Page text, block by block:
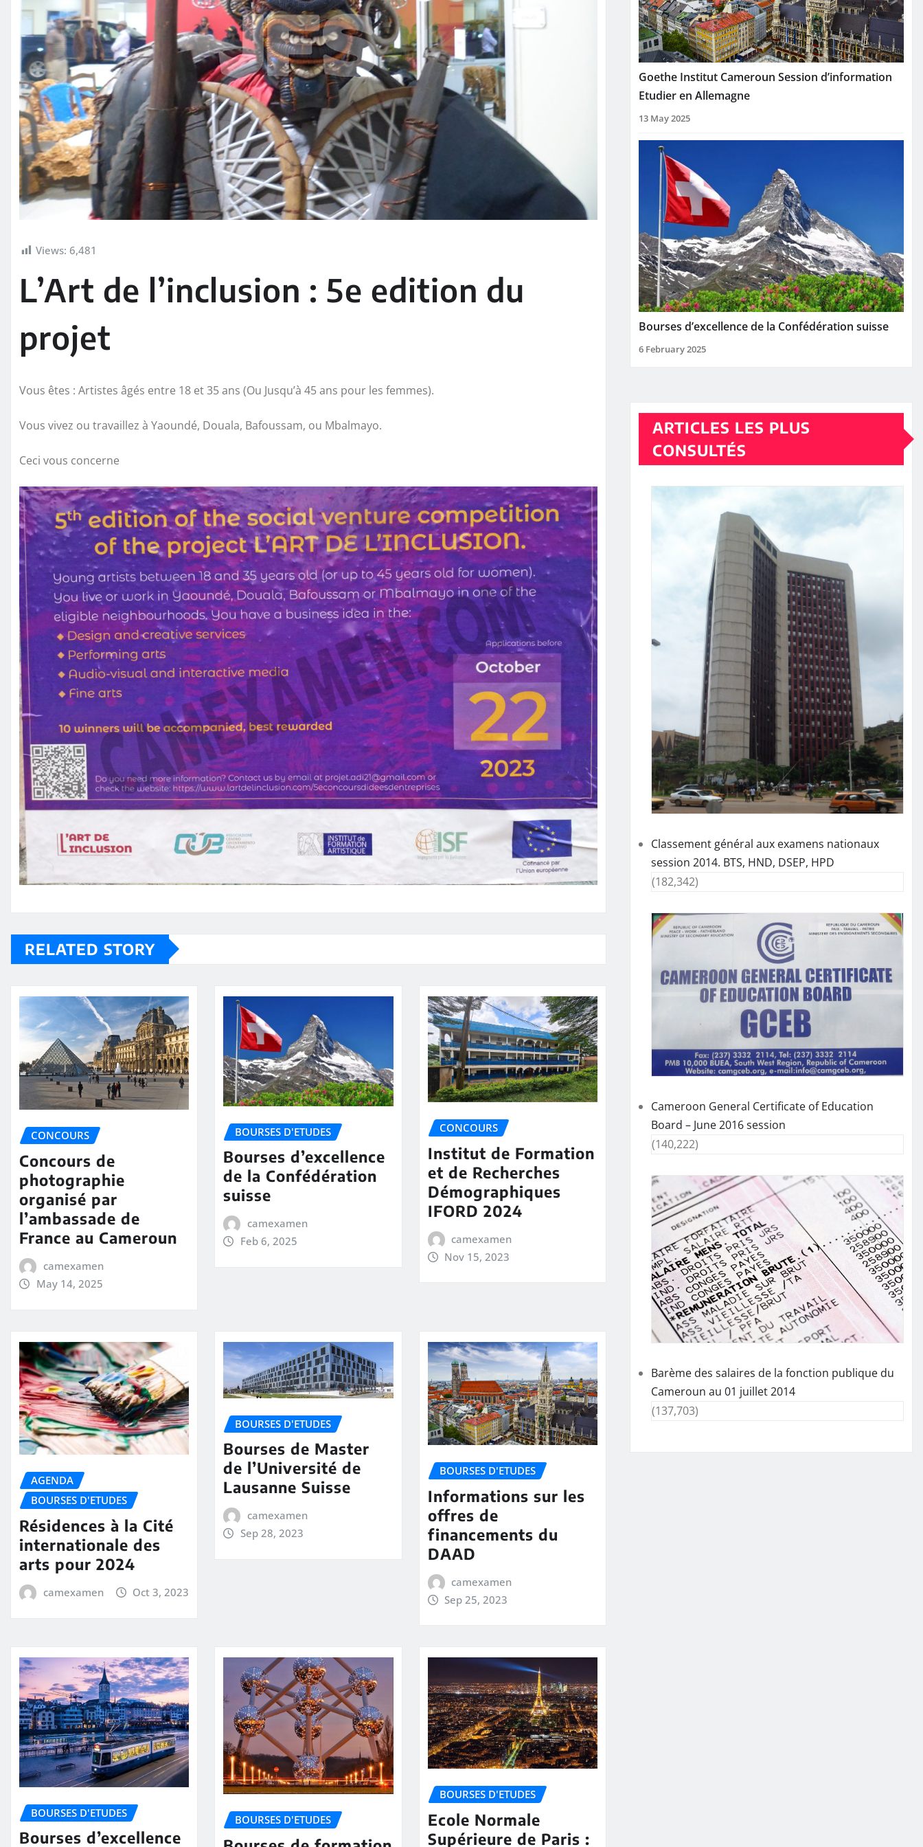
Views: 6,481
L’Art de l’inclusion : 5e edition du
projet
Vous êtes : Artistes âgés entre 18 et 35 ans (Ou Jusqu’à 45 ans pour les femmes).
Vous vivez ou travaillez à Yaoundé, Douala, Bafoussam, ou Mbalmayo.
Ceci vous concerne
RELATED STORY
CONCOURS
Concours de
photographie
organisé par
l’ambassade de
France au Cameroun
camexamen
May 14, 2025
BOURSES D'ETUDES
Bourses d’excellence
de la Confédération
suisse
camexamen
Feb 6, 2025
CONCOURS
Institut de Formation
et de Recherches
Démographiques
IFORD 2024
camexamen
Nov 15, 2023
AGENDA
BOURSES D'ETUDES
Résidences à la Cité
internationale des
arts pour 2024
camexamen Oct 3, 2023
BOURSES D'ETUDES
Bourses de Master
de l’Université de
Lausanne Suisse
camexamen
Sep 28, 2023
BOURSES D'ETUDES
Informations sur les
offres de
financements du
DAAD
camexamen
Sep 25, 2023
BOURSES D'ETUDES
Bourses d’excellence
BOURSES D'ETUDES
BOURSES D'ETUDES
Ecole Normale
Supérieure de Paris :
Goethe Institut Cameroun Session d’information
Etudier en Allemagne
13 May 2025
Bourses d’excellence de la Confédération suisse
6 February 2025
ARTICLES LES PLUS
CONSULTÉS
Classement général aux examens nationaux
session 2014. BTS, HND, DSEP, HPD
(182,342)
Cameroon General Certificate of Education
Board – June 2016 session
(140,222)
Barème des salaires de la fonction publique du
Cameroun au 01 juillet 2014
(137,703)